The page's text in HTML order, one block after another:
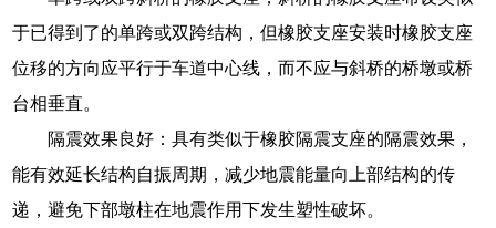
于已得到了的单跨或双跨结构，但橡胶支座安装时橡胶支座
位移的方向应平行于车道中心线，而不应与斜桥的桥墩或桥
台相垂直。
隔震效果良好：具有类似于橡胶隔震支座的隔震效果，
能有效延长结构自振周期，减少地震能量向上部结构的传
递，避免下部墩柱在地震作用下发生塑性破坏。